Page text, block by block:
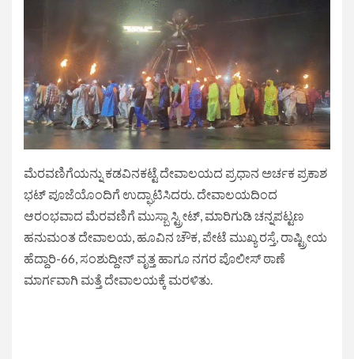
ಮೆರವಣಿಗೆಯನ್ನು ಕಡವಿನಕಟ್ಟೆ ದೇವಾಲಯದ ಪ್ರಧಾನ ಅರ್ಚಕ ಪ್ರಕಾಶ
ಭಟ್ ಪೂಜೆಯೊಂದಿಗೆ ಉದ್ಘಾಟಿಸಿದರು. ದೇವಾಲಯದಿಂದ
ಆರಂಭವಾದ ಮೆರವಣಿಗೆ ಮುಸ್ಬಾ ಸ್ಟ್ರೀಟ್, ಮಾರಿಗುಡಿ ಚನ್ನಪಟ್ಟಣ
ಹನುಮಂತ ದೇವಾಲಯ, ಹೂವಿನ ಚೌಕ, ಪೇಟೆ ಮುಖ್ಯ ರಸ್ತೆ, ರಾಷ್ಟ್ರೀಯ
ಹೆದ್ದಾರಿ-66, ಸಂಶುದ್ದೀನ್ ವೃತ್ತ ಹಾಗೂ ನಗರ ಪೊಲೀಸ್ ಠಾಣೆ
ಮಾರ್ಗವಾಗಿ ಮತ್ತೆ ದೇವಾಲಯಕ್ಕೆ ಮರಳಿತು.